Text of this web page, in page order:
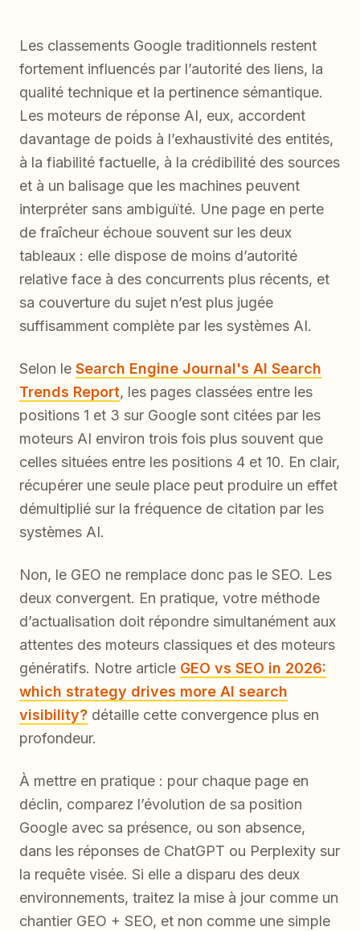
Les classements Google traditionnels restent
fortement influencés par l’autorité des liens, la
qualité technique et la pertinence sémantique.
Les moteurs de réponse AI, eux, accordent
davantage de poids à l’exhaustivité des entités,
à la fiabilité factuelle, à la crédibilité des sources
et à un balisage que les machines peuvent
interpréter sans ambiguïté. Une page en perte
de fraîcheur échoue souvent sur les deux
tableaux : elle dispose de moins d’autorité
relative face à des concurrents plus récents, et
sa couverture du sujet n’est plus jugée
suffisamment complète par les systèmes AI.
Selon le Search Engine Journal's AI Search
Trends Report, les pages classées entre les
positions 1 et 3 sur Google sont citées par les
moteurs AI environ trois fois plus souvent que
celles situées entre les positions 4 et 10. En clair,
récupérer une seule place peut produire un effet
démultiplié sur la fréquence de citation par les
systèmes AI.
Non, le GEO ne remplace donc pas le SEO. Les
deux convergent. En pratique, votre méthode
d’actualisation doit répondre simultanément aux
attentes des moteurs classiques et des moteurs
génératifs. Notre article GEO vs SEO in 2026:
which strategy drives more AI search
visibility? détaille cette convergence plus en
profondeur.
À mettre en pratique : pour chaque page en
déclin, comparez l’évolution de sa position
Google avec sa présence, ou son absence,
dans les réponses de ChatGPT ou Perplexity sur
la requête visée. Si elle a disparu des deux
environnements, traitez la mise à jour comme un
chantier GEO + SEO, et non comme une simple